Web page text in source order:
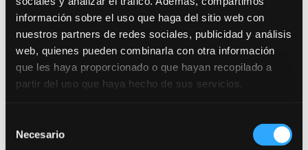
información sobre el uso que haga del sitio web con
nuestros partners de redes sociales, publicidad y análisis
web, quienes pueden combinarla con otra información
que les haya proporcionado o que hayan recopilado a
partir del uso que haya hecho de sus servicios.
Necesario